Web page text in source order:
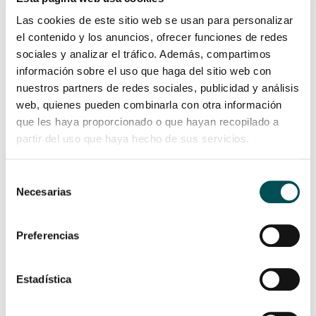
Las cookies de este sitio web se usan para personalizar
el contenido y los anuncios, ofrecer funciones de redes
sociales y analizar el tráfico. Además, compartimos
información sobre el uso que haga del sitio web con
nuestros partners de redes sociales, publicidad y análisis
web, quienes pueden combinarla con otra información
que les haya proporcionado o que hayan recopilado a
partir del uso que haya hecho de sus servicios.
Necesarias
Preferencias
Estadística
iban a trabajar con la máquina”.
Imanol A.:«Da igual que sea una S.A., una S.L. o una
cooperativa… para poder traccionar y continuar
con el objetivo de la empresa todo el mundo debe
saber dónde estamos, adónde queremos llegar y
cómo lo vamos a hacer»
S.L. o una cooperativa… para poder traccionar y continuar con
el objetivo de la empresa todo el mundo debe saber dónde
información es poder y aunque sea complicado a veces
transmitir aspectos como las dinámicas bancarias, los